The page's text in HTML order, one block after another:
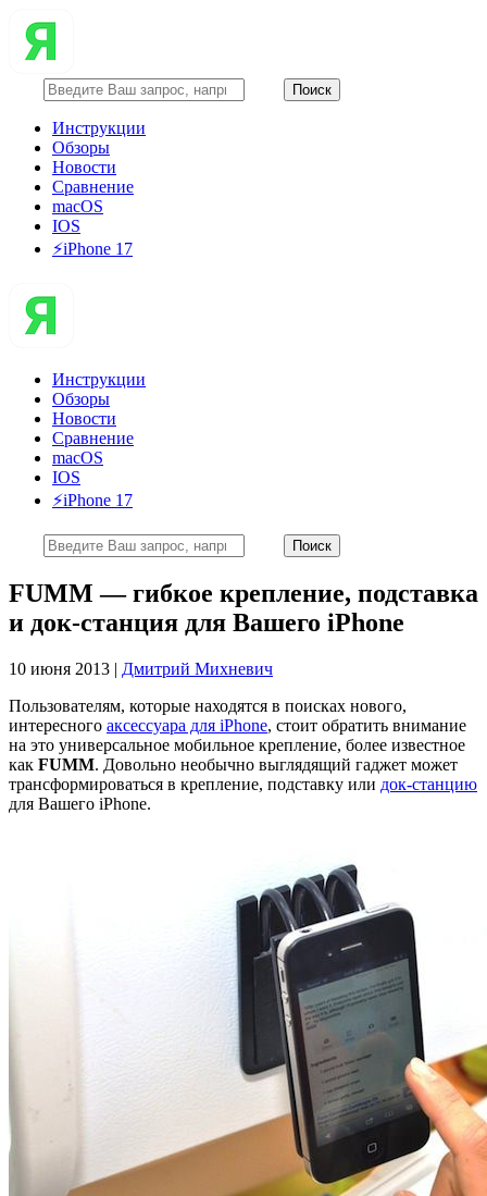
Инструкции
Обзоры
Новости
Сравнение
macOS
IOS
⚡️iPhone 17
Инструкции
Обзоры
Новости
Сравнение
macOS
IOS
⚡️iPhone 17
FUMM — гибкое крепление, подставка
и док-станция для Вашего iPhone
10 июня 2013 | Дмитрий Михневич
Пользователям, которые находятся в поисках нового,
интересного аксессуара для iPhone, стоит обратить внимание
на это универсальное мобильное крепление, более известное
как FUMM. Довольно необычно выглядящий гаджет может
трансформироваться в крепление, подставку или док-станцию
для Вашего iPhone.